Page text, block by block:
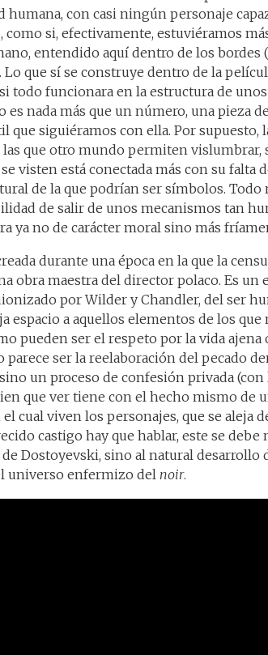
humana, con casi ningún personaje
si, efectivamente, estuviéramos
entendido aquí dentro de los bordes
que sí se construye dentro de la
todo funcionara en la estructura de
es nada más que un número, una pieza
que siguiéramos con ella. Por supuesto,
las que otro mundo permiten vislumbrar,
visten está conectada más con su falta
de la que podrían ser símbolos. Todo
de salir de unos mecanismos tan
ya no de carácter moral sino más
durante una época en la que la
obra maestra del director polaco. Es un
por Wilder y Chandler, del ser
espacio a aquellos elementos de los
pueden ser el respeto por la vida
ser la reelaboración del pecado
un proceso de confesión privada (con
que ver tiene con el hecho mismo de
cual viven los personajes, que se aleja
castigo hay que hablar, este se
Dostoyevski, sino al natural desarrollo
universo enfermizo del noir.